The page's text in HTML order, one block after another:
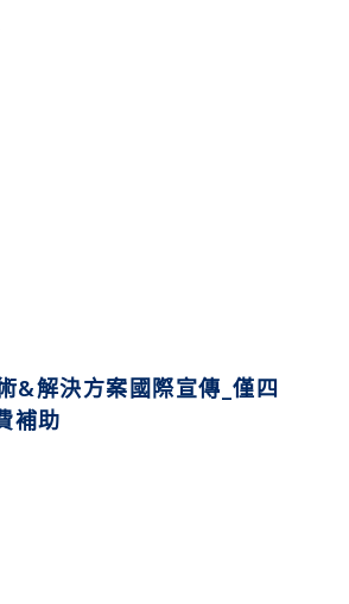
&解決方案國際宣傳_僅四
補助